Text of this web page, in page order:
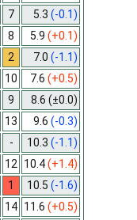
7 5.3 (-0.1)
8 5.9 (+0.1)
2 7.0 (-1.1)
10 7.6 (+0.5)
9 8.6 (±0.0)
13 9.6 (-0.3)
- 10.3 (-1.1)
12 10.4(+1.4)
1 10.5 (-1.6)
14 11.6 (+0.5)